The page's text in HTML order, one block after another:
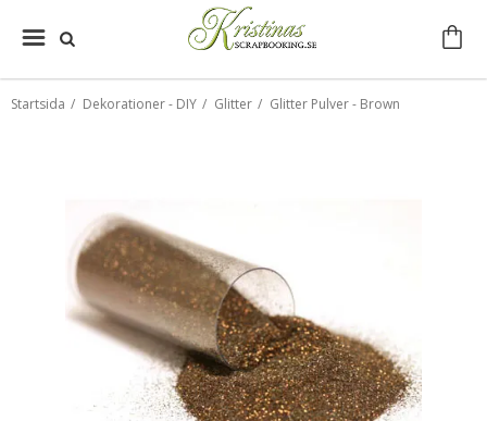
Startsida / Dekorationer - DIY / Glitter / Glitter Pulver - Brown